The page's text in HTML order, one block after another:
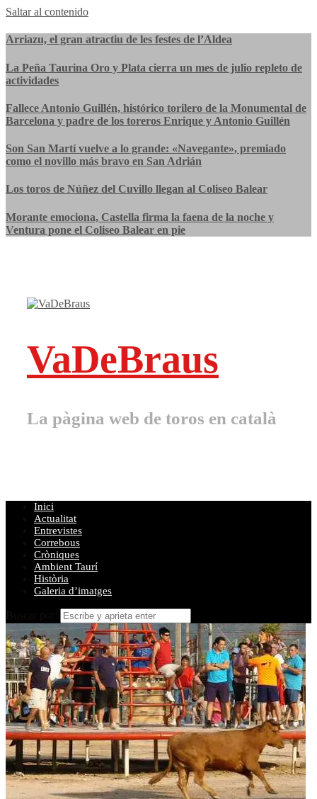
Saltar al contenido
Arriazu, el gran atractiu de les festes de l’Aldea
La Peña Taurina Oro y Plata cierra un mes de julio repleto de
actividades
Fallece Antonio Guillén, histórico torilero de la Monumental de
Barcelona y padre de los toreros Enrique y Antonio Guillén
Son San Martí vuelve a lo grande: «Navegante», premiado
como el novillo más bravo en San Adrián
Los toros de Núñez del Cuvillo llegan al Coliseo Balear
Morante emociona, Castella firma la faena de la noche y
Ventura pone el Coliseo Balear en pie
VaDeBraus
La pàgina web de toros en català
Inici
Actualitat
Entrevistes
Correbous
Cròniques
Ambient Taurí
Història
Galeria d’imatges